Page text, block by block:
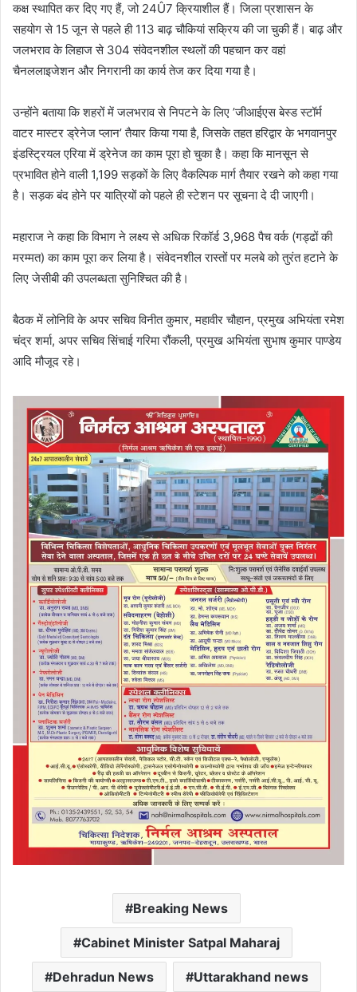
कक्ष स्थापित कर दिए गए हैं, जो 24Û7 क्रियाशील हैं। जिला प्रशासन के
सहयोग से 15 जून से पहले ही 113 बाढ़ चौकियां सक्रिय की जा चुकी हैं। बाढ़ और
जलभराव के लिहाज से 304 संवेदनशील स्थलों की पहचान कर वहां
चैनललाइजेशन और निगरानी का कार्य तेज कर दिया गया है।
उन्होंने बताया कि शहरों में जलभराव से निपटने के लिए ’जीआईएस बेस्ड स्टॉर्म
वाटर मास्टर ड्रेनेज प्लान’ तैयार किया गया है, जिसके तहत हरिद्वार के भगवानपुर
इंडस्ट्रियल एरिया में ड्रेनेज का काम पूरा हो चुका है। कहा कि मानसून से
प्रभावित होने वाली 1,199 सड़कों के लिए वैकल्पिक मार्ग तैयार रखने को कहा गया
है। सड़क बंद होने पर यात्रियों को पहले ही स्टेशन पर सूचना दे दी जाएगी।
महाराज ने कहा कि विभाग ने लक्ष्य से अधिक रिकॉर्ड 3,968 पैच वर्क (गड्ढों की
मरम्मत) का काम पूरा कर लिया है। संवेदनशील रास्तों पर मलबे को तुरंत हटाने के
लिए जेसीबी की उपलब्धता सुनिश्चित की है।
बैठक में लोनिवि के अपर सचिव विनीत कुमार, महावीर चौहान, प्रमुख अभियंता रमेश
चंद्र शर्मा, अपर सचिव सिंचाई गरिमा रौंकली, प्रमुख अभियंता सुभाष कुमार पाण्डेय
आदि मौजूद रहे।
Breaking News
Cabinet Minister Satpal Maharaj
Dehradun News Uttarakhand news